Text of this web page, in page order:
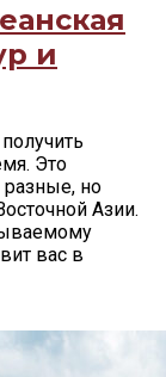
и
Это
но
Азии.
вас в